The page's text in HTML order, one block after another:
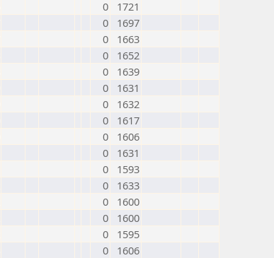
0
1721
0
1697
0
1663
0
1652
0
1639
0
1631
0
1632
0
1617
0
1606
0
1631
0
1593
0
1633
0
1600
0
1600
0
1595
0
1606